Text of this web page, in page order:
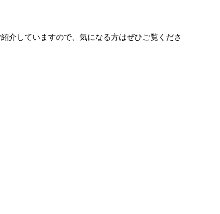
介していますので、気になる方はぜひご覧くださ